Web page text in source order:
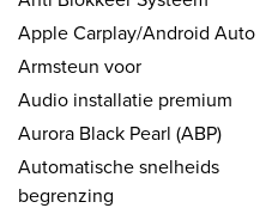
Apple Carplay/Android Auto
Armsteun voor
Audio installatie premium
Aurora Black Pearl (ABP)
Automatische snelheids
begrenzing